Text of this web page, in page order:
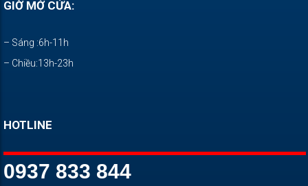
GIỜ MỞ CỬA:
– Sáng :6h-11h
– Chiều:13h-23h
HOTLINE
0937 833 844